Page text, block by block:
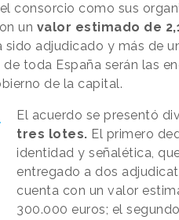
consorcio como sus
un valor estimado de
sido adjudicado y más de
toda España serán las
de la capital.
El acuerdo se presentó
tres lotes. El primero
identidad y señalética,
entregado a dos
cuenta con un valor
300.000 euros; el